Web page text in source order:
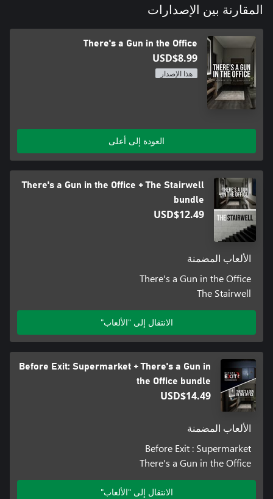
المقارنة بين الإصدارات
There's a Gun in the Office
USD$8.99
هذا الإصدار
العودة إلى أعلى
There's a Gun in the Office + The Stairwell
bundle
USD$12.49
الألعاب المضمنة
There's a Gun in the Office
The Stairwell
الانتقال إلى "الألعاب"
Before Exit: Supermarket + There's a Gun in
the Office bundle
USD$14.49
الألعاب المضمنة
Before Exit : Supermarket
There's a Gun in the Office
الانتقال إلى "الألعاب"